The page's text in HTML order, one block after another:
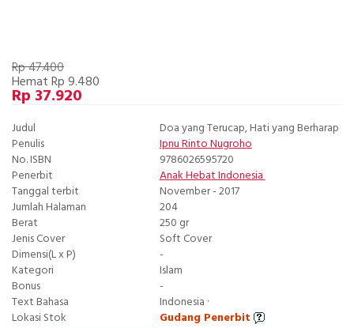
Rp 47.400
Hemat Rp 9.480
Rp 37.920
Judul
Doa yang Terucap, Hati yang Berharap
Penulis
Ipnu Rinto Nugroho
No. ISBN
9786026595720
Penerbit
Anak Hebat Indonesia
Tanggal terbit
November - 2017
Jumlah Halaman
204
Berat
250 gr
Jenis Cover
Soft Cover
Dimensi(L x P)
-
Kategori
Islam
Bonus
-
Text Bahasa
Indonesia ·
Lokasi Stok
Gudang Penerbit